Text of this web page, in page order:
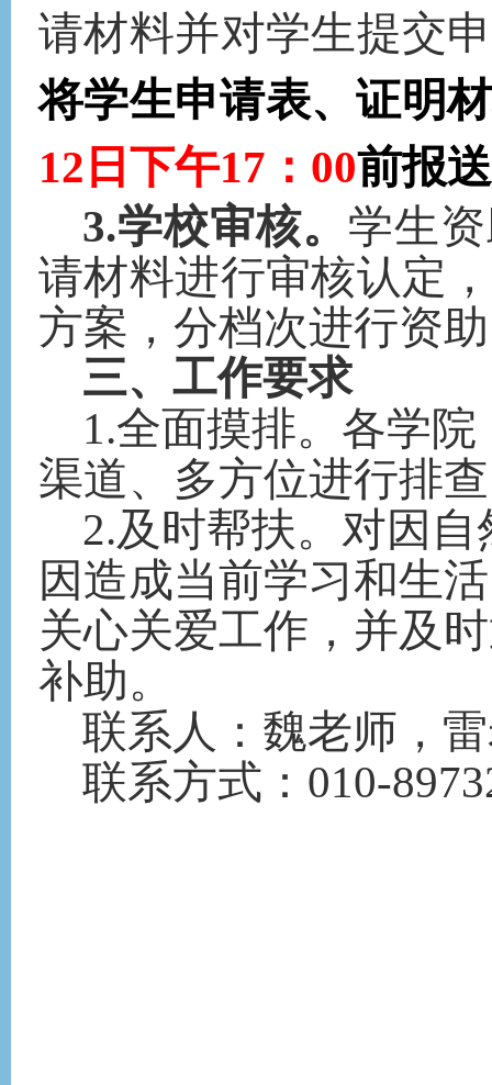
请材料并对学生提交
将学生申请表、证明
12日下午17：00前报
3.学校审核。 学生
请材料进行审核认定
方案，分档次进行资
三、工作要求
1.全面摸排。各学
渠道、多方位进行排
2.及时帮扶。对因
因造成当前学习和生
关心关爱工作，并及
补助。
联系人：魏老师，
联系方式： 010-